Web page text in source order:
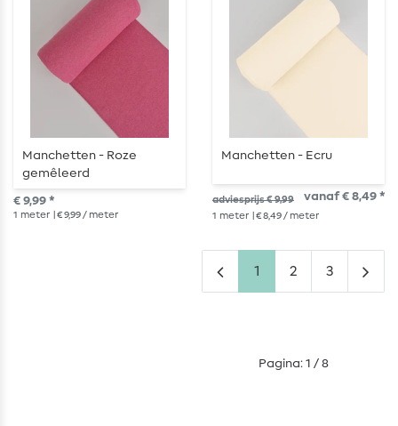
Manchetten - Roze
gemêleerd
€ 9,99 *
1 meter | € 9,99 / meter
Manchetten - Ecru
adviesprijs € 9,99 vanaf € 8,49 *
1 meter | € 8,49 / meter
1 2 3
Pagina: 1 / 8